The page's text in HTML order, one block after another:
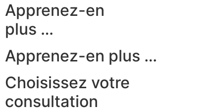
Apprenez-en
plus …
Apprenez-en plus …
Choisissez votre
consultation